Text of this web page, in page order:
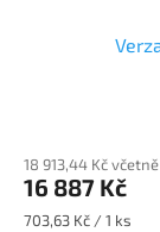
18 913,44 Kč
16 887 Kč
Měrná
703,63 Kč / 1 ks